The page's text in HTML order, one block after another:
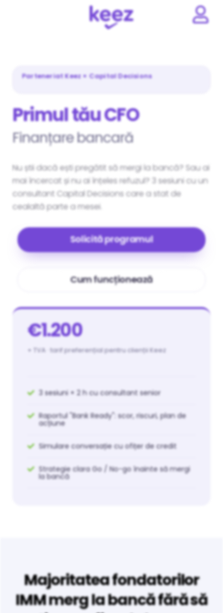
Parteneriat Keez × Capital Decisions
Primul tău CFO
Finanțare bancară
Nu știi dacă ești pregătit să mergi la bancă? Sau ai
mai încercat și nu ai înțeles refuzul? 3 sesiuni cu un
consultant Capital Decisions care a stat de
cealaltă parte a mesei.
Solicită programul
Cum funcționează
€1.200
+ TVA · tarif preferențial pentru clienții Keez
3 sesiuni × 2 h cu consultant senior
Raportul "Bank Ready": scor, riscuri, plan de
acțiune
Simulare conversație cu ofițer de credit
Strategie clara Go / No-go înainte să mergi
la bancă
Majoritatea fondatorilor
IMM merg la bancă fără să